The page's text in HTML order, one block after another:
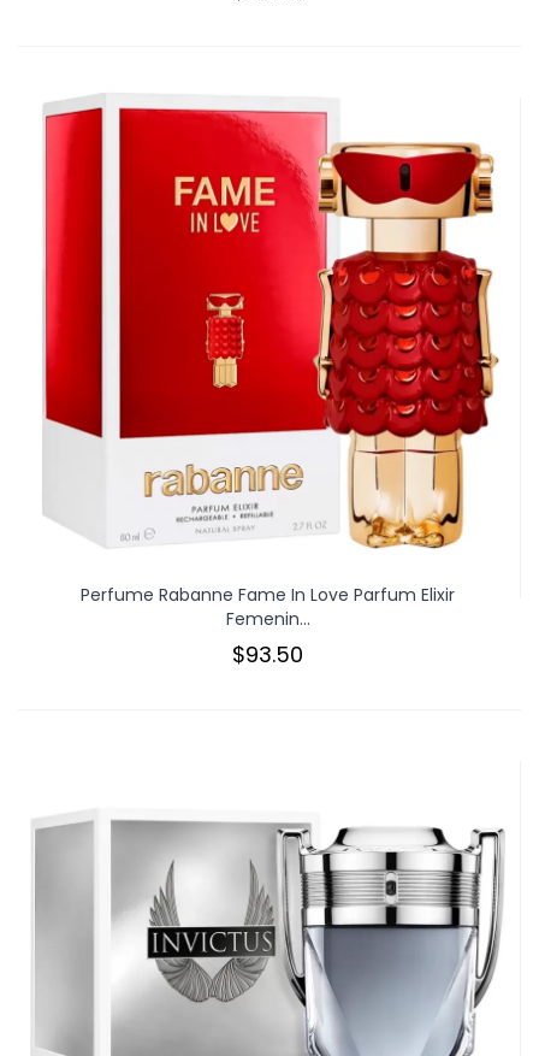
Perfume Rabanne Fame In Love Parfum Elixir
Femenin...
$93.50